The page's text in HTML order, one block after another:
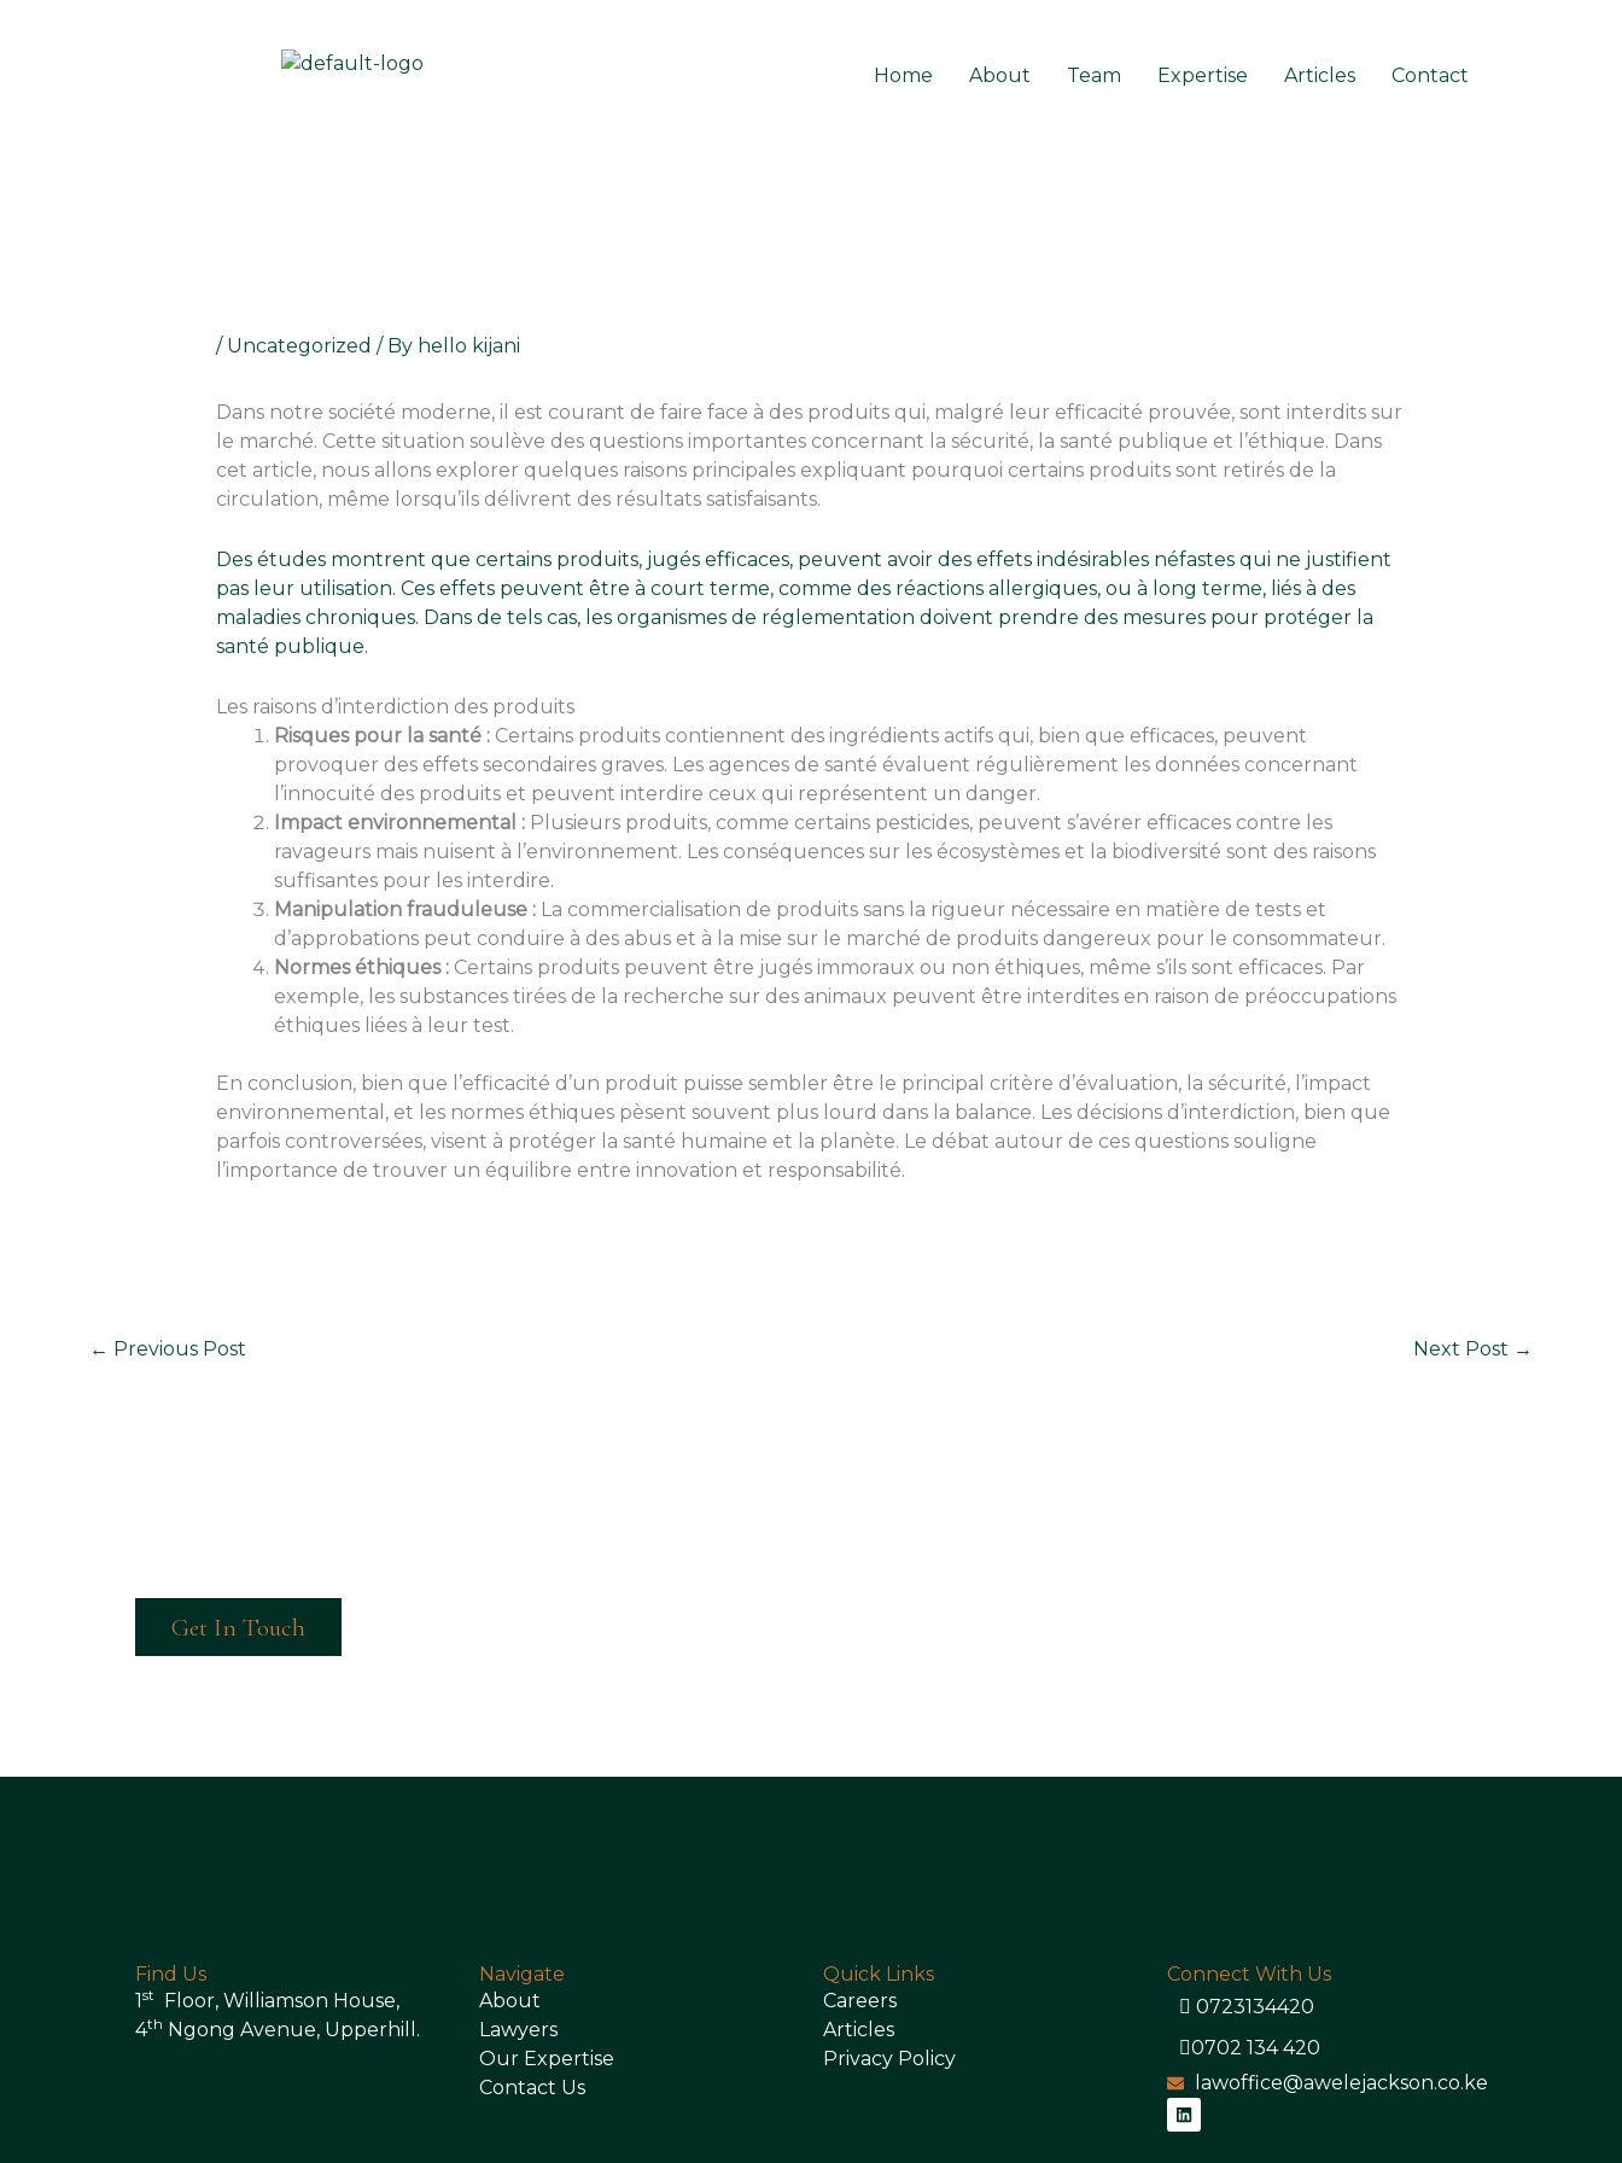
Home About Team Expertise Articles Contact
/ Uncategorized / By hello kijani
Dans notre société moderne, il est courant de faire face à des produits qui, malgré leur efficacité prouvée, sont interdits sur
le marché. Cette situation soulève des questions importantes concernant la sécurité, la santé publique et l’éthique. Dans
cet article, nous allons explorer quelques raisons principales expliquant pourquoi certains produits sont retirés de la
circulation, même lorsqu’ils délivrent des résultats satisfaisants.
Des études montrent que certains produits, jugés efficaces, peuvent avoir des effets indésirables néfastes qui ne justifient
pas leur utilisation. Ces effets peuvent être à court terme, comme des réactions allergiques, ou à long terme, liés à des
maladies chroniques. Dans de tels cas, les organismes de réglementation doivent prendre des mesures pour protéger la
santé publique.
Les raisons d’interdiction des produits
Risques pour la santé :Certains produits contiennent des ingrédients actifs qui, bien que efficaces, peuvent
provoquer des effets secondaires graves. Les agences de santé évaluent régulièrement les données concernant
l’innocuité des produits et peuvent interdire ceux qui représentent un danger.
Impact environnemental :Plusieurs produits, comme certains pesticides, peuvent s’avérer efficaces contre les
ravageurs mais nuisent à l’environnement. Les conséquences sur les écosystèmes et la biodiversité sont des raisons
suffisantes pour les interdire.
Manipulation frauduleuse :La commercialisation de produits sans la rigueur nécessaire en matière de tests et
d’approbations peut conduire à des abus et à la mise sur le marché de produits dangereux pour le consommateur.
Normes éthiques :Certains produits peuvent être jugés immoraux ou non éthiques, même s’ils sont efficaces. Par
exemple, les substances tirées de la recherche sur des animaux peuvent être interdites en raison de préoccupations
éthiques liées à leur test.
En conclusion, bien que l’efficacité d’un produit puisse sembler être le principal critère d’évaluation, la sécurité, l’impact
environnemental, et les normes éthiques pèsent souvent plus lourd dans la balance. Les décisions d’interdiction, bien que
parfois controversées, visent à protéger la santé humaine et la planète. Le débat autour de ces questions souligne
l’importance de trouver un équilibre entre innovation et responsabilité.
← Previous Post Next Post →
Get In Touch
Find Us
1 st
Floor, Williamson House,
4th Ngong Avenue, Upperhill.
Navigate
About
Lawyers
Our Expertise
Contact Us
Quick Links
Careers
Articles
Privacy Policy
Connect With Us
0723134420
0702 134 420
lawoffice@awelejackson.co.ke
L
i